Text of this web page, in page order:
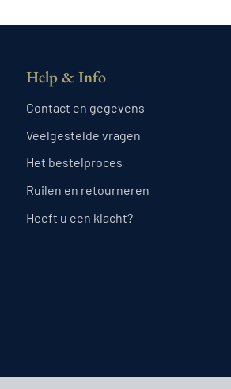
Help & Info
Contact en gegevens
Veelgestelde vragen
Het bestelproces
Ruilen en retourneren
Heeft u een klacht?